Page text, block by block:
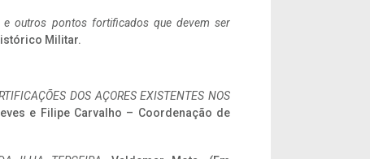
e outros pontos fortificados que devem ser
Militar.
DOS AÇORES EXISTENTES NOS
e Filipe Carvalho – Coordenação de